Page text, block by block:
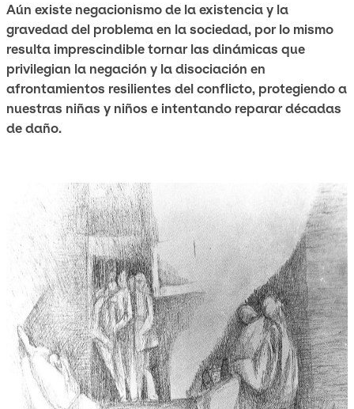
Aún existe negacionismo de la existencia y la
gravedad del problema en la sociedad, por lo mismo
resulta imprescindible tornar las dinámicas que
privilegian la negación y la disociación en
afrontamientos resilientes del conflicto, protegiendo a
nuestras niñas y niños e intentando reparar décadas
de daño.